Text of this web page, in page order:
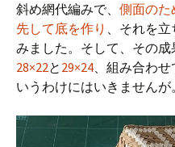
斜め網代編みで、 側面のた
先して底を作り 、それを
みました。そして、その成
28×22と 29×24、組み合わ
いうわけにはいきませんが。